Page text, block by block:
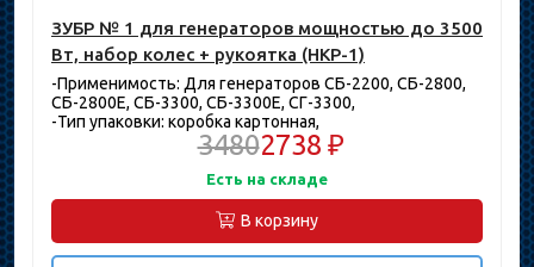
ЗУБР № 1 для генераторов мощностью до 3500
Вт, набор колес + рукоятка (НКР-1)
-Применимость: Для генераторов СБ-2200, СБ-2800,
СБ-2800Е, СБ-3300, СБ-3300Е, СГ-3300,
-Тип упаковки: коробка картонная,
34802738 ₽
Есть на складе
В корзину